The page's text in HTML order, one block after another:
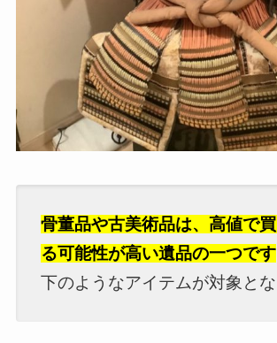
骨董品や古美術品は、高値で
る可能性が高い遺品の一つです
下のようなアイテムが対象とな